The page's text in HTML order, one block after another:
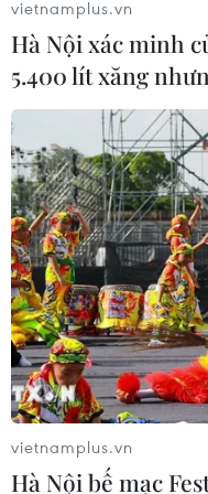
Kho bạc Nhà nước:
đạt 1.896.176 tỷ đồng,
toán
07/08/2026 06:21
Thanh Hóa công
880 đơn vị chậm
07/08/2026 01:49
Mỹ áp thuế 15% đối
quan trọng để sản
07/08/2026 00:56
vietnamplus.vn
Hà Nội xác minh
5.400 lít xăng
vietnamplus.vn
Hà Nội bế mạc